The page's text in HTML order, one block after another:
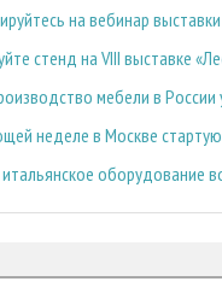
на вебинар
стенд на VIII выставке
мебели в России
неделе в Москве
оборудование